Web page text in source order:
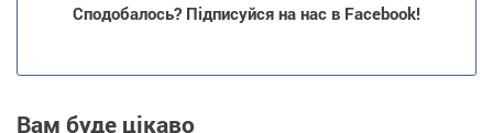
Сподобалось? Підписуйся на нас в Facebook!
Вам буде цікаво